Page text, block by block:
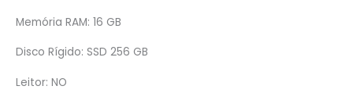
Memória RAM: 16 GB
Disco Rígido: SSD 256 GB
Leitor: NO